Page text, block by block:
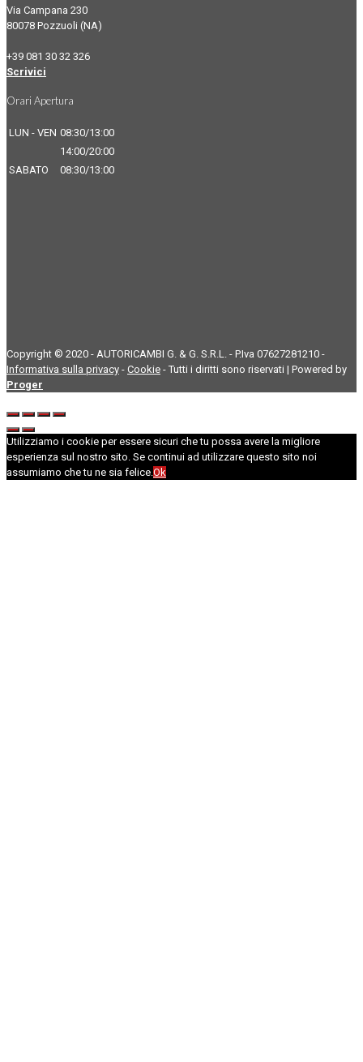
Via Campana 230
80078 Pozzuoli (NA)
+39 081 30 32 326
Scrivici
Orari Apertura
LUN - VEN 08:30/13:00
14:00/20:00
SABATO
08:30/13:00
Copyright © 2020 - AUTORICAMBI G. & G. S.R.L. - P.Iva 07627281210 -
Informativa sulla privacy - Cookie - Tutti i diritti sono riservati | Powered by
Proger
Utilizziamo i cookie per essere sicuri che tu possa avere la migliore
esperienza sul nostro sito. Se continui ad utilizzare questo sito noi
assumiamo che tu ne sia felice.Ok